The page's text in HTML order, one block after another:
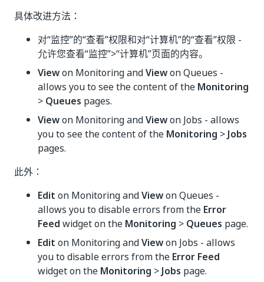
具体改进方法：
对“监控”的“查看”权限和对“计算机”的“查看”权限 -
允许您查看“监控”>“计算机”页面的内容。
Viewon Monitoring andViewon Queues -
allows you to see the content of the Monitoring
> Queues pages.
Viewon Monitoring andViewon Jobs - allows
you to see the content of the Monitoring >Jobs
pages.
此外：
Edit on Monitoring andViewon Queues -
allows you to disable errors from the Error
Feed widget on the Monitoring > Queues page.
Edit on Monitoring andViewon Jobs - allows
you to disable errors from the Error Feed
widget on the Monitoring >Jobs page.